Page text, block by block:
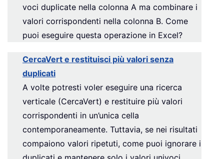
voci duplicate nella colonna A ma combinare i
valori corrispondenti nella colonna B. Come
puoi eseguire questa operazione in Excel?
CercaVert e restituisci più valori senza
duplicati
A volte potresti voler eseguire una ricerca
verticale (CercaVert) e restituire più valori
corrispondenti in un’unica cella
contemporaneamente. Tuttavia, se nei risultati
compaiono valori ripetuti, come puoi ignorare i